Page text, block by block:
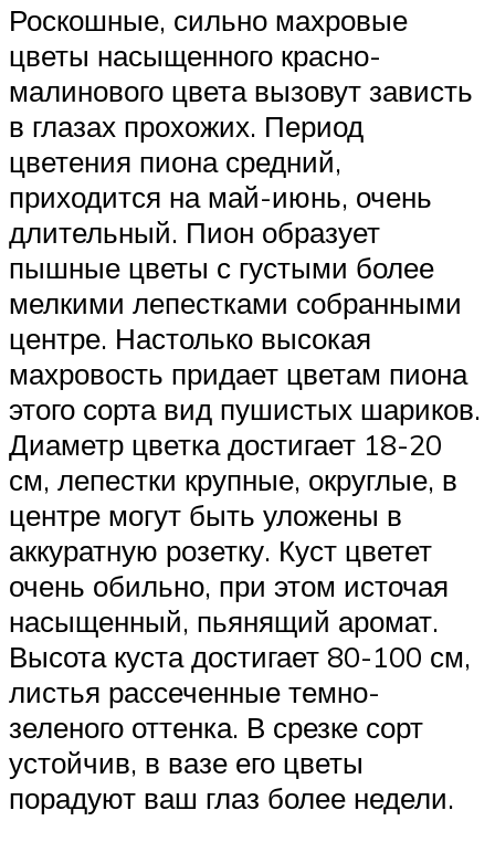
Роскошные, сильно махровые
цветы насыщенного красно-
малинового цвета вызовут зависть
в глазах прохожих. Период
цветения пиона средний,
приходится на май-июнь, очень
длительный. Пион образует
пышные цветы с густыми более
мелкими лепестками собранными
центре. Настолько высокая
махровость придает цветам пиона
этого сорта вид пушистых шариков.
Диаметр цветка достигает 18-20
см, лепестки крупные, округлые, в
центре могут быть уложены в
аккуратную розетку. Куст цветет
очень обильно, при этом источая
насыщенный, пьянящий аромат.
Высота куста достигает 80-100 см,
листья рассеченные темно-
зеленого оттенка. В срезке сорт
устойчив, в вазе его цветы
порадуют ваш глаз более недели.